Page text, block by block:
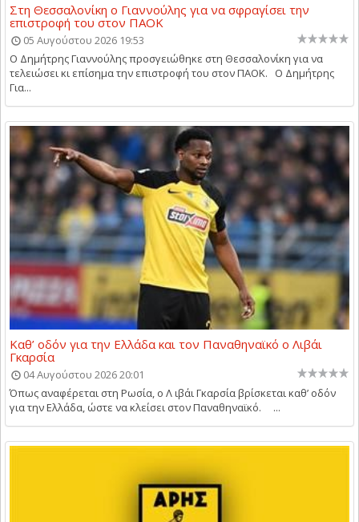
Στη Θεσσαλονίκη ο Γιαννούλης για να σφραγίσει την
επιστροφή του στον ΠΑΟΚ
05 Αυγούστου 2026 19:53
Ο Δημήτρης Γιαννούλης προσγειώθηκε στη Θεσσαλονίκη για να
τελειώσει κι επίσημα την επιστροφή του στον ΠΑΟΚ. Ο Δημήτρης
Για...
Καθ’ οδόν για την Ελλάδα και τον Παναθηναϊκό ο Λιβάι
Γκαρσία
04 Αυγούστου 2026 20:01
Όπως αναφέρεται στη Ρωσία, ο Λ ιβάι Γκαρσία βρίσκεται καθ’ οδόν
για την Ελλάδα, ώστε να κλείσει στον Παναθηναϊκό. ...